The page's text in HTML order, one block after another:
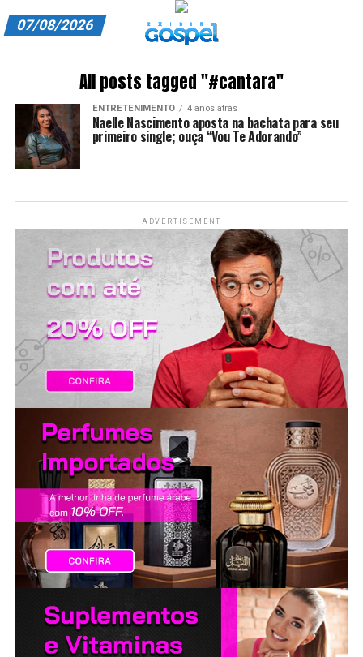
ASSINE
CARRINHO
EDITORIAL
EXPEDIENTE
FINALIZAR COMPRA
HOME
LANÇAMENTOS
07/08/2026
All posts tagged "#cantara"
ENTRETENIMENTO 4 anos atrás
Naelle Nascimento aposta na bachata para seu
primeiro single; ouça “Vou Te Adorando”
ADVERTISEMENT